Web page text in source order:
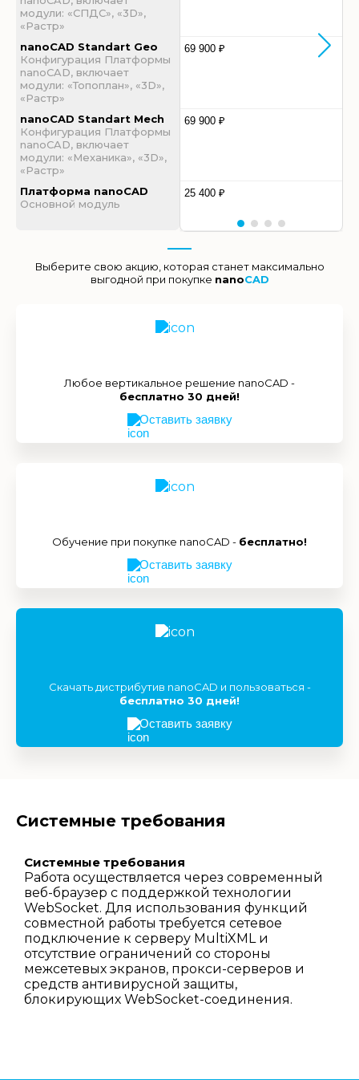
модули: «СПДС», «3D»,
«Растр»
nanoCAD Standart Geo
Конфигурация Платформы
nanoCAD, включает
модули: «Топоплан», «3D»,
«Растр»
nanoCAD Standart Mech
Конфигурация Платформы
nanoCAD, включает
модули: «Механика», «3D»,
«Растр»
Платформа nanoCAD
Основной модуль
69 900 ₽
69 900 ₽
25 400 ₽
Выберите свою акцию, которая станет максимально
выгодной при покупке nanoCAD
Любое вертикальное решение nanoCAD -
бесплатно 30 дней!
Оставить заявку
Обучение при покупке nanoCAD - бесплатно!
Оставить заявку
Скачать дистрибутив nanoCAD и пользоваться -
бесплатно 30 дней!
Оставить заявку
Системные требования
Системные требования
Работа осуществляется через современный
веб-браузер с поддержкой технологии
WebSocket. Для использования функций
совместной работы требуется сетевое
подключение к серверу MultiXML и
отсутствие ограничений со стороны
межсетевых экранов, прокси-серверов и
средств антивирусной защиты,
блокирующих WebSocket-соединения.